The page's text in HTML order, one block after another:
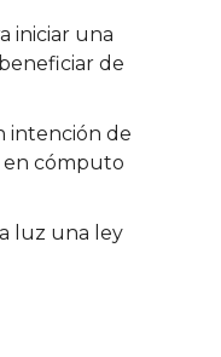
iniciar una
de
intención de
en cómputo
luz una ley